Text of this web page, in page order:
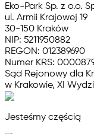
Eko-Park Sp. z o.o.
ul. Armii Krajowej 19
30-150 Kraków
NIP: 5211950882
REGON: 012389690
Numer KRS:
Sąd Rejonowy dla
w Krakowie, XI
Jesteśmy częścią